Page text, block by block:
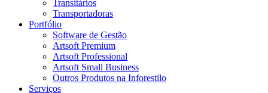
Transitários
Transportadoras
Portfólio
Software de Gestão
Artsoft Premium
Artsoft Professional
Artsoft Small Business
Outros Produtos na Inforestilo
Serviços